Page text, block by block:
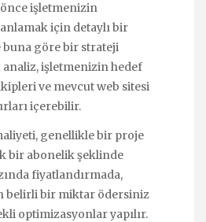
işletmenizin
için detaylı bir
buna göre bir strateji
işletmenizin hedef
ve mevcut web sitesi
içerebilir.
genellikle bir proje
bir abonelik şeklinde
fiyatlandırmada,
belirli bir miktar ödersiniz
optimizasyonlar yapılır.